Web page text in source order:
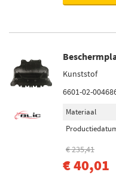
Kunststof
6601-02-
Materiaal
€ 235,41
€ 40,01